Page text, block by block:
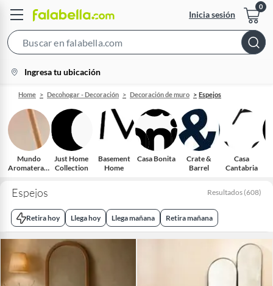
Inicia sesión
Bar
location-
icon
Ingresa tu ubicación
Home Decohogar - Decoración Decoración de muro Espejos
Mundo
Aromaterapi
Just Home
Collection
Basement
Home
Casa Bonita
Crate &
Barrel
Casa
Cantabria
Espejos Resultados (608)
Retira hoy Llega hoy Llega mañana Retira mañana